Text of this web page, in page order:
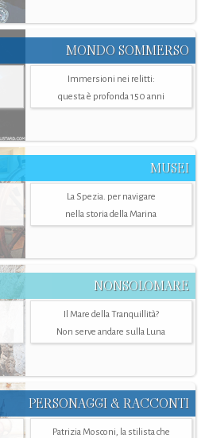
MONDO SOMMERSO
Immersioni nei relitti:
questa è profonda 150 anni
MUSEI
La Spezia. per navigare
nella storia della Marina
NONSOLOMARE
Il Mare della Tranquillità?
Non serve andare sulla Luna
PERSONAGGI & RACCONTI
Patrizia Mosconi, la stilista che